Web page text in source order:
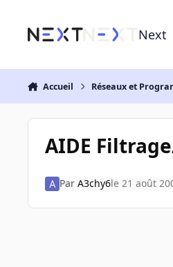
Next
Accueil Réseaux et
AIDE
Par A3chy6le 21 août